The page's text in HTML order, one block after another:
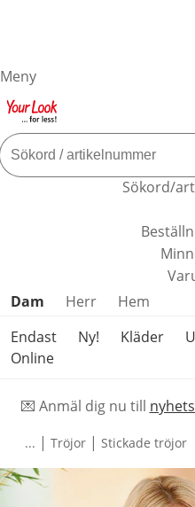
Meny
Sökord/
Hoppa över
Dam Herr
Hem
Endast
Online
Ny! Kläder
💌 Anmäl dig nu till
... | Tröjor | Stickade tröjor